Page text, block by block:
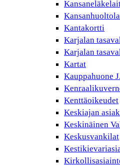
Kantakortti
Karjalan
Karjalan
Kartat
Kauppahuone
Kenttäoikeudet
Keskiajan
Keskinäinen
Keskusvankilat